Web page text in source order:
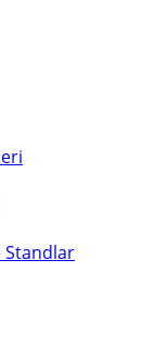
Standlar